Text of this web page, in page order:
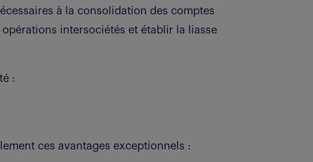
à la consolidation des comptes
intersociétés et établir la liasse
:
ces avantages exceptionnels :